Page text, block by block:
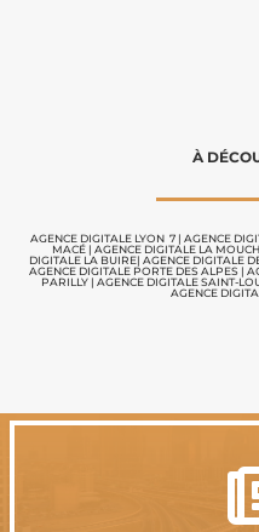
À
AGENCE DIGITALE LYON 7 | AGENCE
MACÉ | AGENCE DIGITALE LA
DIGITALE LA BUIRE| AGENCE DIGITALE
AGENCE DIGITALE PORTE DES ALPES |
PARILLY | AGENCE DIGITALE SAINT-
AGENCE